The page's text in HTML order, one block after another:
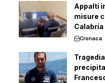
Appalti
misure
Calabria
Cronaca